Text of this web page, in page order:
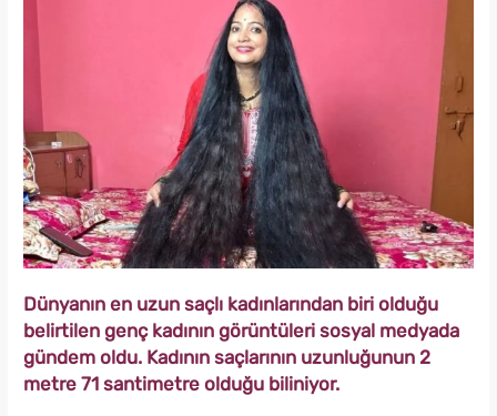
Dünyanın en uzun saçlı kadınlarından biri olduğu
belirtilen genç kadının görüntüleri sosyal medyada
gündem oldu. Kadının saçlarının uzunluğunun 2
metre 71 santimetre olduğu biliniyor.